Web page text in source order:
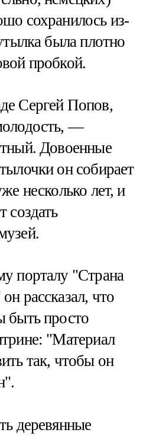
сохранилось из-
была плотно
пробкой.
Сергей Попов,
—
Довоенные
он собирает
несколько лет, и
создать
порталу "Страна
рассказал, что
быть просто
"Материал
так, чтобы он
деревянные